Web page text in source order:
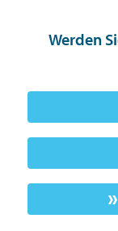
Werden